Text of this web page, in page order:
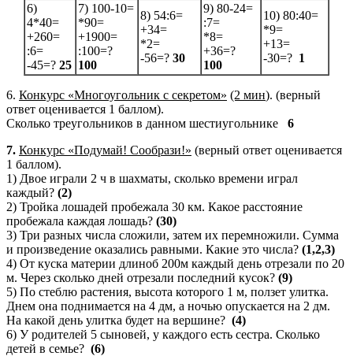
6)
4*40=
+260=
:6=
-45=? 25
7) 100-10=
*90=
+1900=
:100=?
100
8) 54:6=
+34=
*2=
-56=? 30
9) 80-24=
:7=
*8=
+36=?
100
10) 80:40=
*9=
+13=
-30=? 1
6. Конкурс «Многоугольник с секретом» (2 мин). (верный
ответ оценивается 1 баллом).
Сколько треугольников в данном шестиугольнике 6
7. Конкурс «Подумай! Сообрази!» (верный ответ оценивается
1 баллом).
1) Двое играли 2 ч в шахматы, сколько времени играл
каждый? (2)
2) Тройка лошадей пробежала 30 км. Какое расстояние
пробежала каждая лошадь? (30)
3) Три разных числа сложили, затем их перемножили. Сумма
и произведение оказались равными. Какие это числа? (1,2,3)
4) От куска материи длиноб 200м каждый день отрезали по 20
м. Через сколько дней отрезали последний кусок? (9)
5) По стеблю растения, высота которого 1 м, ползет улитка.
Днем она поднимается на 4 дм, а ночью опускается на 2 дм.
На какой день улитка будет на вершине? (4)
6) У родителей 5 сыновей, у каждого есть сестра. Сколько
детей в семье? (6)